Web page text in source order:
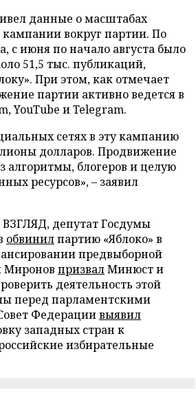
данные о масштабах
вокруг партии. По
с июня по начало августа было
51,5 тыс. публикаций,
При этом, как отмечает
партии активно ведется в
YouTube и Telegram.
сетях в эту кампанию
долларов. Продвижение
алгоритмы, блогеров и целую
ресурсов», – заявил
ВЗГЛЯД, депутат Госдумы
обвинилпартию «Яблоко» в
предвыборной
Миронов призвалМинюст и
деятельность этой
перед парламентскими
Федерациивыявил
западных стран к
избирательные